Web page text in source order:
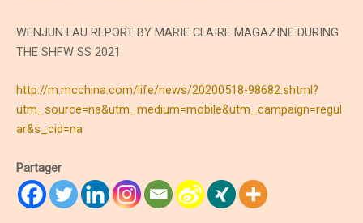
WENJUN LAU REPORT BY MARIE CLAIRE MAGAZINE DURING
THE SHFW SS 2021
http://m.mcchina.com/life/news/20200518-98682.shtml?
utm_source=na&utm_medium=mobile&utm_campaign=regul
ar&s_cid=na
Partager